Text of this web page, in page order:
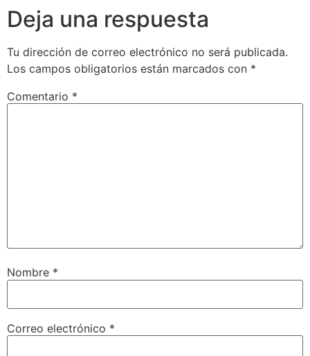
Deja una respuesta
Tu dirección de correo electrónico no será publicada.
Los campos obligatorios están marcados con *
Comentario *
Nombre *
Correo electrónico *